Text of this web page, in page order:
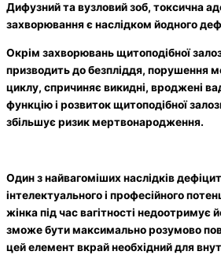
Дифузний та вузловий зоб, токсична
захворювання є наслідком йодного
Окрім захворювань щитоподібної
призводить до безпліддя, порушення
циклу, спричиняє викидні, вроджені
функцію і розвиток щитоподібної
збільшує ризик мертвонародження.
Один з найвагоміших наслідків
інтелектуального і професійного
жінка під час вагітності недоотримує
зможе бути максимально розумово
цей елемент вкрай необхідний для